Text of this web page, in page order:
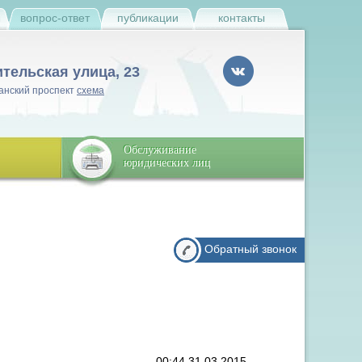
вопрос-ответ публикации контакты
улица, 23
проспект схема
Обслуживание
юридических лиц
Обратный звонок